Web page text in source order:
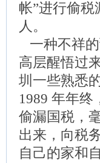
帐”进行偷
人。
一种不祥
高层醒悟过
圳一些熟悉
1989 年年
偷漏国税，
出来，向税
自己的家和